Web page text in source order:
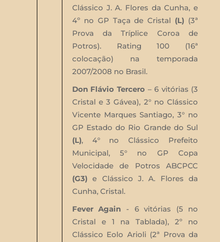
Clássico J. A. Flores da Cunha, e
4º no GP Taça de Cristal (L) (3ª
Prova da Tríplice Coroa de
Potros). Rating 100 (16ª
colocação) na temporada
2007/2008 no Brasil.
Don Flávio Tercero– 6 vitórias (3
Cristal e 3 Gávea), 2° no Clássico
Vicente Marques Santiago, 3° no
GP Estado do Rio Grande do Sul
(L), 4° no Clássico Prefeito
Municipal, 5° no GP Copa
Velocidade de Potros ABCPCC
(G3)e Clássico J. A. Flores da
Cunha, Cristal.
Fever Again - 6 vitórias (5 no
Cristal e 1 na Tablada), 2º no
Clássico Eolo Arioli (2ª Prova da